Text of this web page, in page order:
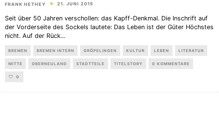
FRANK HETHEY 21. JUNI 2015
Seit über 50 Jahren verschollen: das Kapff-Denkmal. Die Inschrift auf
der Vorderseite des Sockels lautete: Das Leben ist der Güter Höchstes
nicht. Auf der Rück...
BREMEN BREMEN INTERN GRÖPELINGEN KULTUR LEBEN LITERATUR
MITTE OBERNEULAND STADTTEILE TITELSTORY 0 KOMMENTARE
0